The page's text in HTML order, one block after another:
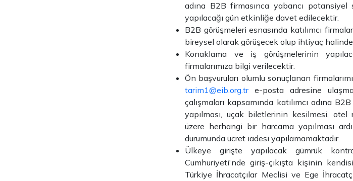
adına B2B firmasınca yabancı potansiyel
yapılacağı gün etkinliğe davet edilecektir.
B2B görüşmeleri esnasında katılımcı
bireysel olarak görüşecek olup ihtiyaç
Konaklama ve iş görüşmelerinin
firmalarımıza bilgi verilecektir.
Ön başvuruları olumlu sonuçlanan
tarim1@eib.org.tre-posta adresine
çalışmaları kapsamında katılımcı adına
yapılması, uçak biletlerinin kesilmesi, otel
üzere herhangi bir harcama yapılması
durumunda ücret iadesi yapılamamaktadır.
Ülkeye girişte yapılacak gümrük
Cumhuriyeti'nde giriş-çıkışta kişinin
Türkiye İhracatçılar Meclisi ve Ege